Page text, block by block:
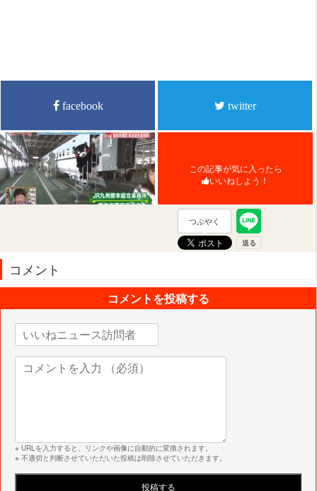
facebook twitter
この記事が気に入ったら
いいねしよう！
つぶやく
コメント
コメントを投稿する
※ URLを入力すると、リンクや画像に自動的に変換されます。
※ 不適切と判断させていただいた投稿は削除させていただきます。